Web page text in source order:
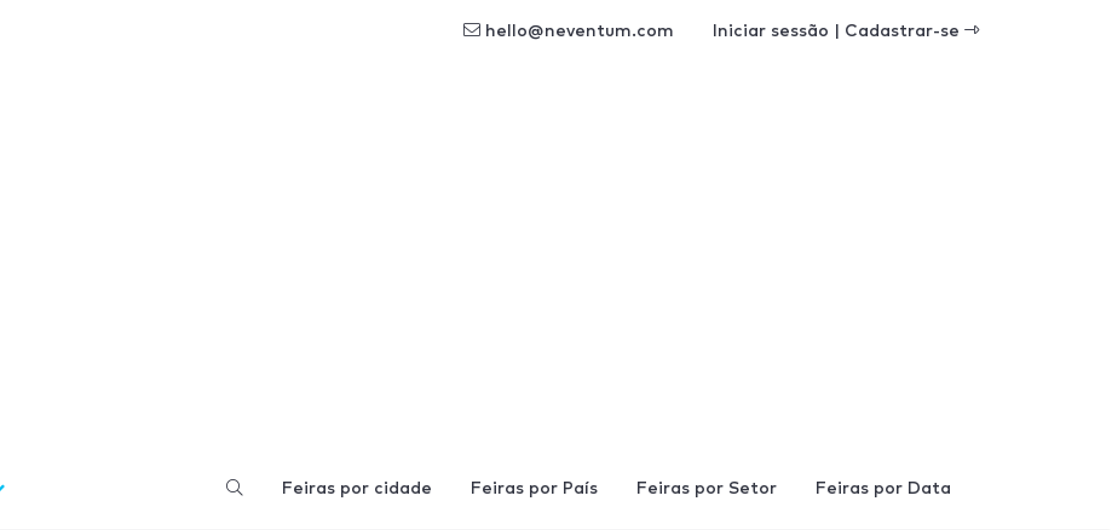
hello@neventum.com Iniciar sessão | Cadastrar-se
Feiras por cidade Feiras por País Feiras por Setor Feiras por Data